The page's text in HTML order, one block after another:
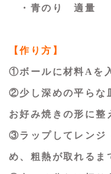
・青のり 適量
【作り方】
①ボールに材料Aを
②少し深めの平らな
お好み焼きの形に整
③ラップしてレンジ
め、粗熱が取れるま